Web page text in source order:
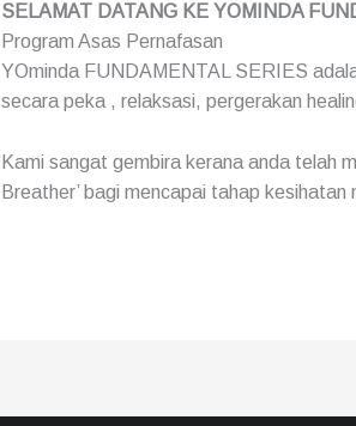
SELAMAT DATANG KE YOMINDA
Program Asas Pernafasan
YOminda FUNDAMENTAL SERIES
secara peka , relaksasi, pergerakan
Kami sangat gembira kerana anda telah
Breather’ bagi mencapai tahap